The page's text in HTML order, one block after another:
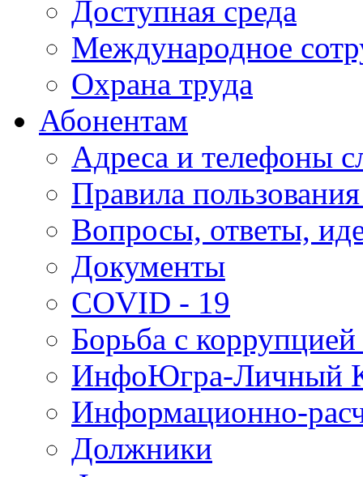
Доступная среда
Международное
Охрана труда
Абонентам
Адреса и телефоны
Правила
Вопросы, ответы,
Документы
COVID - 19
Борьба с
ИнфоЮгра-Личный
Информационно-
Должники